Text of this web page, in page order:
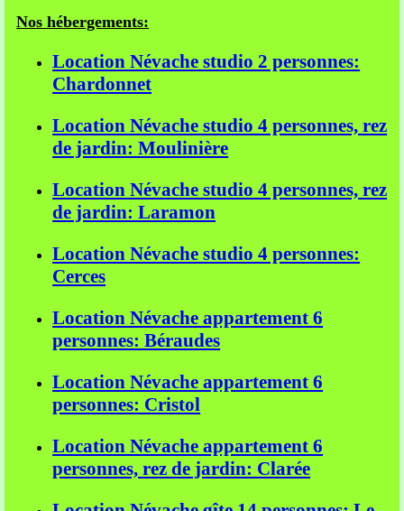
Nos hébergements:
Location Névache studio 2 personnes:
Chardonnet
Location Névache studio 4 personnes, rez
de jardin: Moulinière
Location Névache studio 4 personnes, rez
de jardin: Laramon
Location Névache studio 4 personnes:
Cerces
Location Névache appartement 6
personnes: Béraudes
Location Névache appartement 6
personnes: Cristol
Location Névache appartement 6
personnes, rez de jardin: Clarée